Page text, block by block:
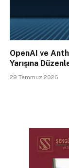
OpenAI ve
Yarışına
29 Temmuz 2026